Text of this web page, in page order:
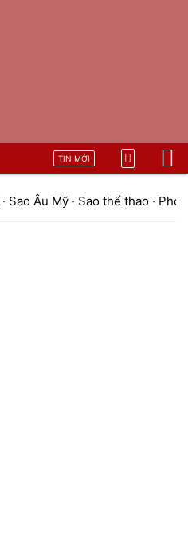
TIN MỚI
· Sao Âu Mỹ · Sao thể thao ·